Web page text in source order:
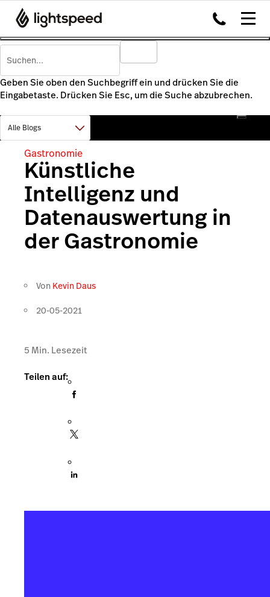
Geben Sie oben den Suchbegriff ein und drücken Sie die
Eingabetaste. Drücken Sie Esc, um die Suche abzubrechen.
Gastronomie
Künstliche
Intelligenz und
Datenauswertung in
der Gastronomie
Von Kevin Daus
20-05-2021
5 Min. Lesezeit
Teilen auf: